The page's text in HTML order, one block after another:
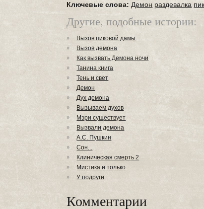
Ключевые слова: Демон раздевалка
Другие, подобные истории:
Вызов пиковой дамы
Вызов демона
Как вызвать Демона ночи
Танина книга
Тень и свет
Демон
Дух демона
Вызываем духов
Мэри существует
Вызвали демона
А.С. Пушкин
Сон...
Клиническая смерть 2
Мистика и только
У подруги
Комментарии